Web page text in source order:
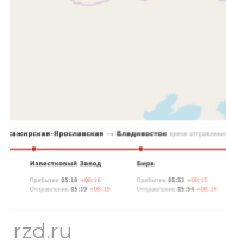
rzd.ru